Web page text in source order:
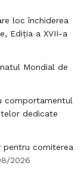
loc închiderea
Ediția a XVII-a
Mondial de
comportamentul
dedicate
comiterea
2026